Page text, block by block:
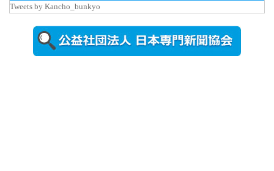
2026年8月5日
更新
農工大で大
Tweets by Kancho_bunkyo